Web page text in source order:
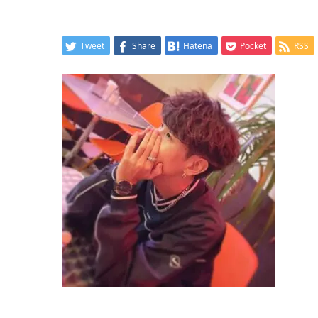
Tweet Share Hatena Pocket RSS